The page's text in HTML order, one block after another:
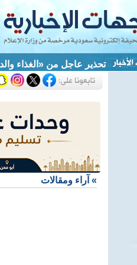
تحذير عاجل من «الغذاء
» آراء ومقالات